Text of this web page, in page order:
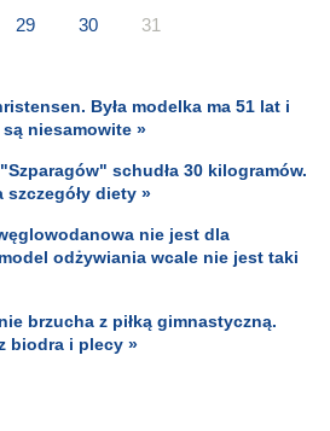
29 30 31
Była modelka ma 51 lat i
niesamowite »
schudła 30 kilogramów.
szczegóły diety »
nie jest dla
odżywiania wcale nie jest taki
brzucha z piłką gimnastyczną.
biodra i plecy »